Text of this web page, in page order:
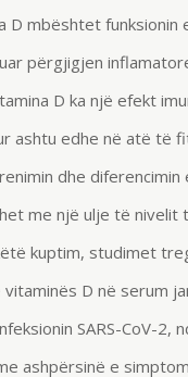
D mbështet funksionin
përgjigjen
D ka një efekt
ashtu edhe në atë të
dhe diferencimin
me një ulje të nivelit
kuptim, studimet
D në serum
SARS-CoV-2,
ashpërsinë e